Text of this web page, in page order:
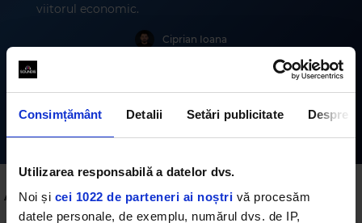
Consimțământ Detalii Setări publicitate Despre
Utilizarea responsabilă a datelor dvs.
Noi și cei 1022 de parteneri ai noștri vă procesăm
datele personale, de exemplu, numărul dvs. de IP,
viitorul economic.
Ciprian Ioana
Abonează-te
Alte podcasturi